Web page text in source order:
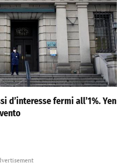
d’interesse fermi all’1%. Yen